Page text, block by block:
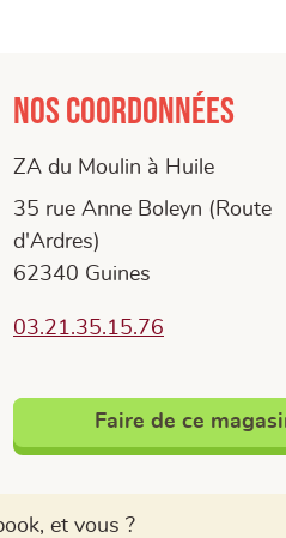
Nos coordonnées
ZA du Moulin à Huile
35 rue Anne Boleyn (Route
d'Ardres)
62340 Guines
03.21.35.15.76
Faire de ce
et vous ?